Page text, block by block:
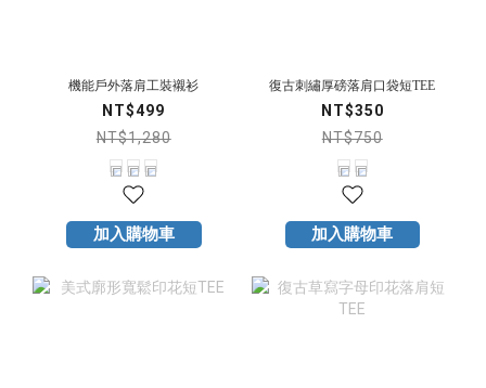
機能戶外落肩工裝襯衫
NT$499
NT$1,280
加入購物車
復古刺繡厚磅落肩口袋短TEE
NT$350
NT$750
加入購物車